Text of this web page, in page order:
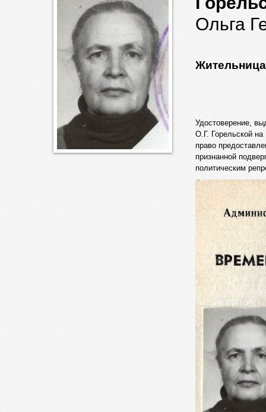
Ольга
Удостоверение,
О.Г. Горельской на
право
признанной
политическим